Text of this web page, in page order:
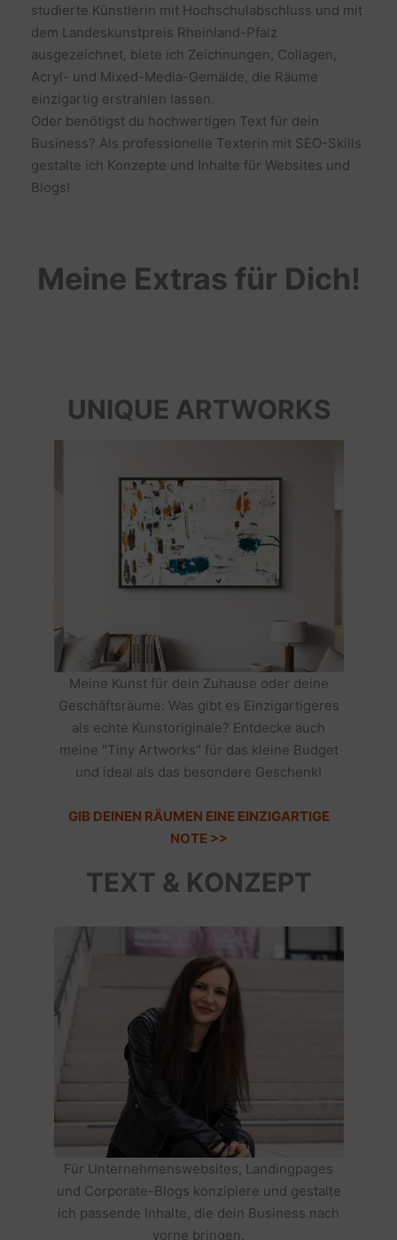
studierte Künstlerin mit Hochschulabschluss und mit
dem Landeskunstpreis Rheinland-Pfalz
ausgezeichnet, biete ich Zeichnungen, Collagen,
Acryl- und Mixed-Media-Gemälde, die Räume
einzigartig erstrahlen lassen.
Oder benötigst du hochwertigen Text für dein
Business? Als professionelle Texterin mit SEO-Skills
gestalte ich Konzepte und Inhalte für Websites und
Blogs!
Meine Extras für Dich!
UNIQUE ARTWORKS
Meine Kunst für dein Zuhause oder deine
Geschäftsräume: Was gibt es Einzigartigeres
als echte Kunstoriginale? Entdecke auch
meine "Tiny Artworks" für das kleine Budget
und ideal als das besondere Geschenk!
GIB DEINEN RÄUMEN EINE EINZIGARTIGE
NOTE >>
TEXT & KONZEPT
Für Unternehmenswebsites, Landingpages
und Corporate-Blogs konzipiere und gestalte
ich passende Inhalte, die dein Business nach
vorne bringen.